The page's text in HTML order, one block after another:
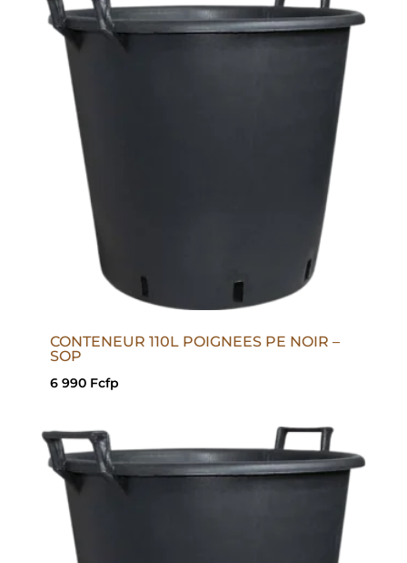
CONTENEUR 110L POIGNEES PE NOIR –
SOP
6 990 Fcfp